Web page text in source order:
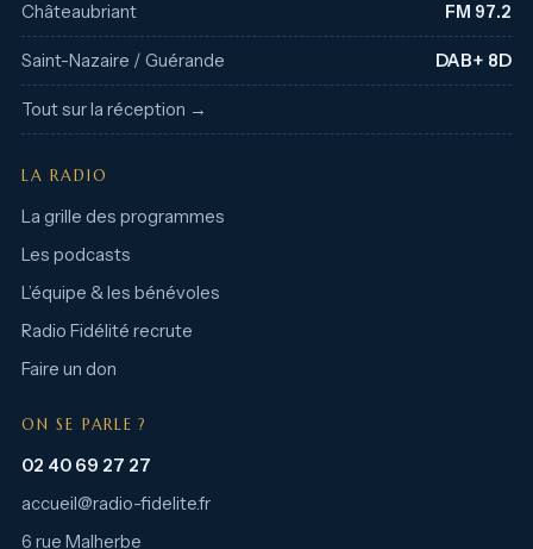
Châteaubriant FM 97.2
Saint-Nazaire / Guérande DAB+ 8D
Tout sur la réception →
LA RADIO
La grille des programmes
Les podcasts
L’équipe & les bénévoles
Radio Fidélité recrute
Faire un don
ON SE PARLE ?
02 40 69 27 27
accueil@radio-fidelite.fr
6 rue Malherbe